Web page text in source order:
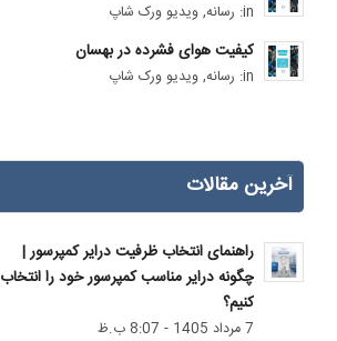
in: رسانه,ویدیو ورک شاپ
کیفیت هوای فشرده در بهسان
in: رسانه,ویدیو ورک شاپ
آخرین مقالات
راهنمای انتخاب ظرفیت درایر کمپرسور |
چگونه درایر مناسب کمپرسور خود را انتخاب
کنیم؟
7 مرداد 1405 - 8:07 ب.ظ